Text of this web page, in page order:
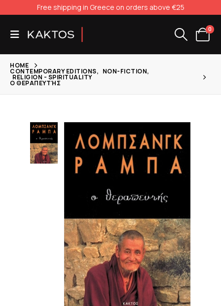
Free shipping in Greece on orders above €25
0
HOME
CONTEMPORARY EDITIONS, NON-FICTION,
RELIGION - SPIRITUALITY
Ο ΘΕΡΑΠΕΥΤΉΣ